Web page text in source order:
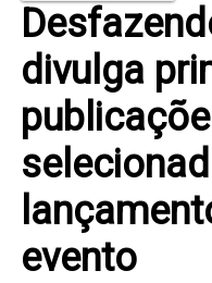
divulga
evento